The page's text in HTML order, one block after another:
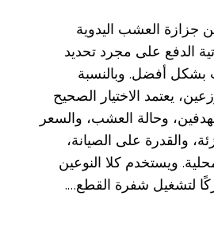
جزازة العشب اليدوية
الدفع على مجرد تحديد
بشكل أفضل. وبالنسبة
يعتمد الاختيار الصحيح
وحالة العشب، والسعر
والقدرة على الصيانة،
ويستخدم كلا النوعين
لتشغيل شفرة القطع….